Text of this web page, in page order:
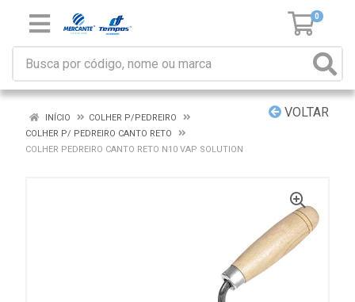
0
VOLTAR
INÍCIO
COLHER P/PEDREIRO
COLHER P/ PEDREIRO CANTO RETO
COLHER PEDREIRO CANTO RETO N10 VAP SOLUTION